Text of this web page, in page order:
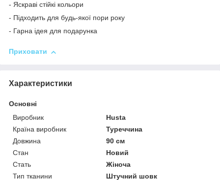
- Яскраві стійкі кольори
- Підходить для будь-якої пори року
- Гарна ідея для подарунка
Приховати
Характеристики
Основні
Виробник
Husta
Країна виробник
Туреччина
Довжина
90 см
Стан
Новий
Стать
Жіноча
Тип тканини
Штучний шовк